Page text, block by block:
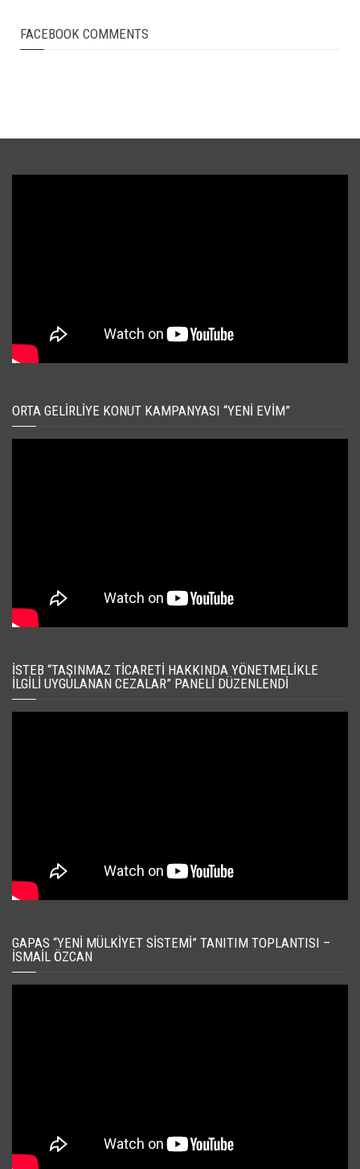
FACEBOOK COMMENTS
ORTA GELIRLIYE KONUT KAMPANYASI “YENI EVIM”
İSTEB “TAŞINMAZ TICARETI HAKKINDA YÖNETMELIKLE
İLGILI UYGULANAN CEZALAR” PANELI DÜZENLENDI
GAPAS “YENI MÜLKIYET SISTEMI” TANITIM TOPLANTISI –
İSMAIL ÖZCAN